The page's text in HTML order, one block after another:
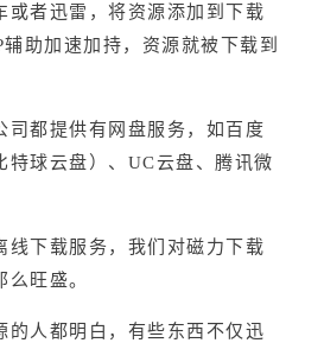
或者迅雷，将资源添加到下载
助加速加持，资源就被下载到
司都提供有网盘服务，如百度
特球云盘）、UC云盘、腾讯微
线下载服务，我们对磁力下载
旺盛。
的人都明白，有些东西不仅迅